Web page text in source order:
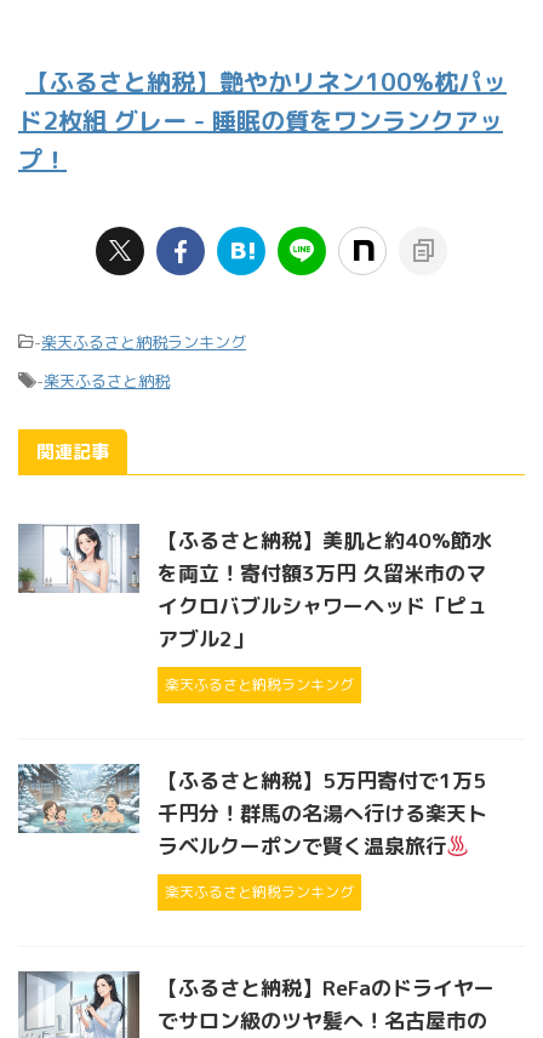
【ふるさと納税】艶やかリネン100%枕パッ
ド2枚組 グレー - 睡眠の質をワンランクアッ
プ！
-楽天ふるさと納税ランキング
-楽天ふるさと納税
関連記事
【ふるさと納税】美肌と約40%節水
を両立！寄付額3万円 久留米市のマ
イクロバブルシャワーヘッド「ピュ
アブル2」
楽天ふるさと納税ランキング
【ふるさと納税】5万円寄付で1万5
千円分！群馬の名湯へ行ける楽天ト
ラベルクーポンで賢く温泉旅行
楽天ふるさと納税ランキング
【ふるさと納税】ReFaのドライヤー
でサロン級のツヤ髪へ！名古屋市の